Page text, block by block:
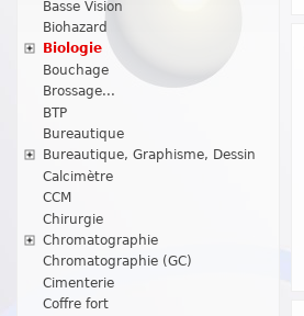
Basse Vision
Biohazard
Biologie
Bouchage
Brossage...
BTP
Bureautique
Bureautique, Graphisme, Dessin
Calcimètre
CCM
Chirurgie
Chromatographie
Chromatographie (GC)
Cimenterie
Coffre fort